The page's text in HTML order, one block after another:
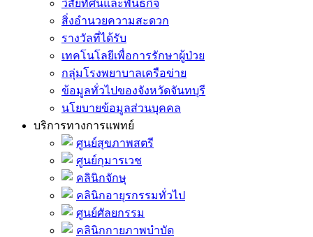
วิสัยทัศน์และพันธกิจ
สิ่งอำนวยความสะดวก
รางวัลที่ได้รับ
เทคโนโลยีเพื่อการรักษาผู้ป่วย
กลุ่มโรงพยาบาลเครือข่าย
ข้อมูลทั่วไปของจังหวัดจันทบุรี
นโยบายข้อมูลส่วนบุคคล
บริการทางการแพทย์
ศูนย์สุขภาพสตรี
ศูนย์กุมารเวช
คลินิกจักษุ
คลินิกอายุรกรรมทั่วไป
ศูนย์ศัลยกรรม
คลินิกกายภาพบำบัด